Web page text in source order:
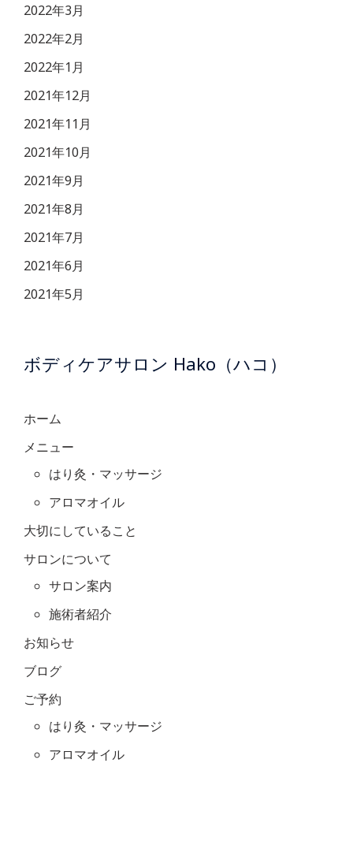
2022年3月
2022年2月
2022年1月
2021年12月
2021年11月
2021年10月
2021年9月
2021年8月
2021年7月
2021年6月
2021年5月
ボディケアサロン Hako（ハコ）
ホーム
メニュー
はり灸・マッサージ
アロマオイル
大切にしていること
サロンについて
サロン案内
施術者紹介
お知らせ
ブログ
ご予約
はり灸・マッサージ
アロマオイル